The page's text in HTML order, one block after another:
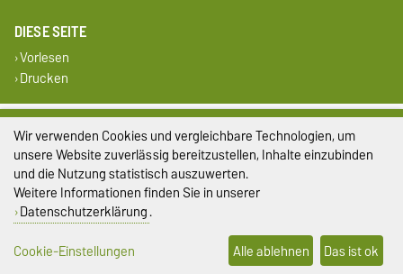
DIESE SEITE
Vorlesen
Drucken
Impressum
Datenschutz
Barrierefreiheit
Cookie-Einstellungen
Wir verwenden Cookies und vergleichbare Technologien, um
unsere Website zuverlässig bereitzustellen, Inhalte einzubinden
und die Nutzung statistisch auszuwerten.
Weitere Informationen finden Sie in unserer
Datenschutzerklärung.
Cookie-Einstellungen
Alle ablehnen Das ist ok